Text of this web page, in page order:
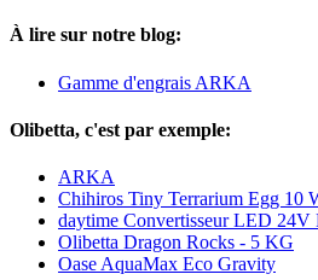
À lire sur notre blog:
Gamme d'engrais ARKA
Olibetta, c'est par exemple:
ARKA
Chihiros Tiny Terrarium Egg 10
daytime Convertisseur LED 24V
Olibetta Dragon Rocks - 5 KG
Oase AquaMax Eco Gravity